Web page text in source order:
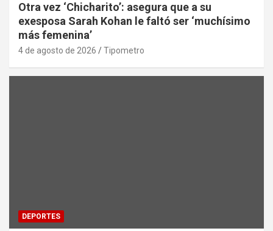
Otra vez ‘Chicharito’: asegura que a su
exesposa Sarah Kohan le faltó ser ‘muchísimo
más femenina’
4 de agosto de 2026 Tipometro
DEPORTES